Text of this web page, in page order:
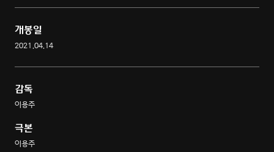
개봉일
2021.04.14
감독
이용주
극본
이용주